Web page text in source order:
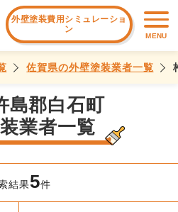
外壁塗装費用シミュレーショ
ン
MENU
佐賀県の外壁塗装業者一覧
島郡白石町
業者一覧
結果5件